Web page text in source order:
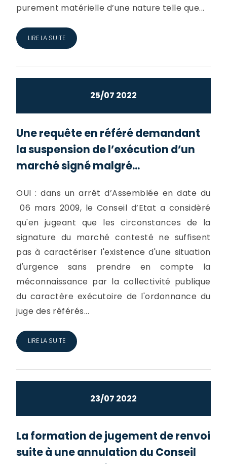
purement matérielle d’une nature telle que...
LIRE LA SUITE
25/07 2022
Une requête en référé demandant
la suspension de l’exécution d’un
marché signé malgré...
OUI : dans un arrêt d’Assemblée en date du
06 mars 2009, le Conseil d’Etat a considèré
qu'en jugeant que les circonstances de la
signature du marché contesté ne suffisent
pas à caractériser l'existence d'une situation
d'urgence sans prendre en compte la
méconnaissance par la collectivité publique
du caractère exécutoire de l'ordonnance du
juge des référés...
LIRE LA SUITE
23/07 2022
La formation de jugement de renvoi
suite à une annulation du Conseil